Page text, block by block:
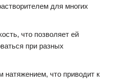
для многих
что позволяет ей
при разных
что приводит к